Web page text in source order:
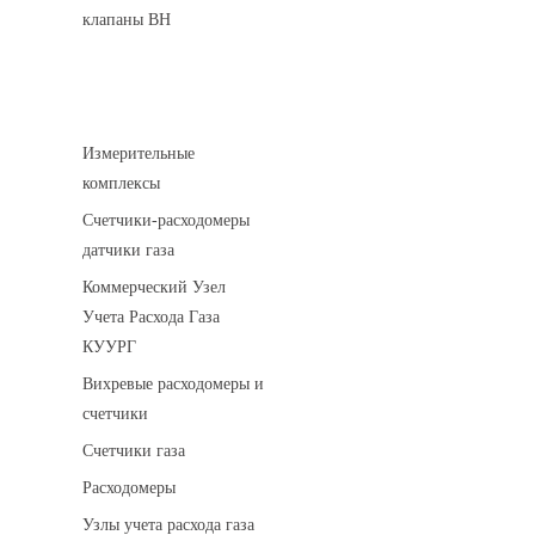
клапаны ВН
Измерительные
комплексы
Счетчики-расходомеры
датчики газа
Коммерческий Узел
Учета Расхода Газа
КУУРГ
Вихревые расходомеры и
счетчики
Счетчики газа
Расходомеры
Узлы учета расхода газа